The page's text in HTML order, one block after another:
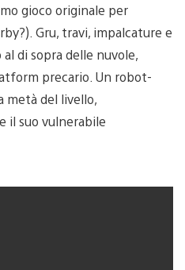
gioco originale per
Gru, travi, impalcature e
di sopra delle nuvole,
precario. Un robot-
metà del livello,
il suo vulnerabile